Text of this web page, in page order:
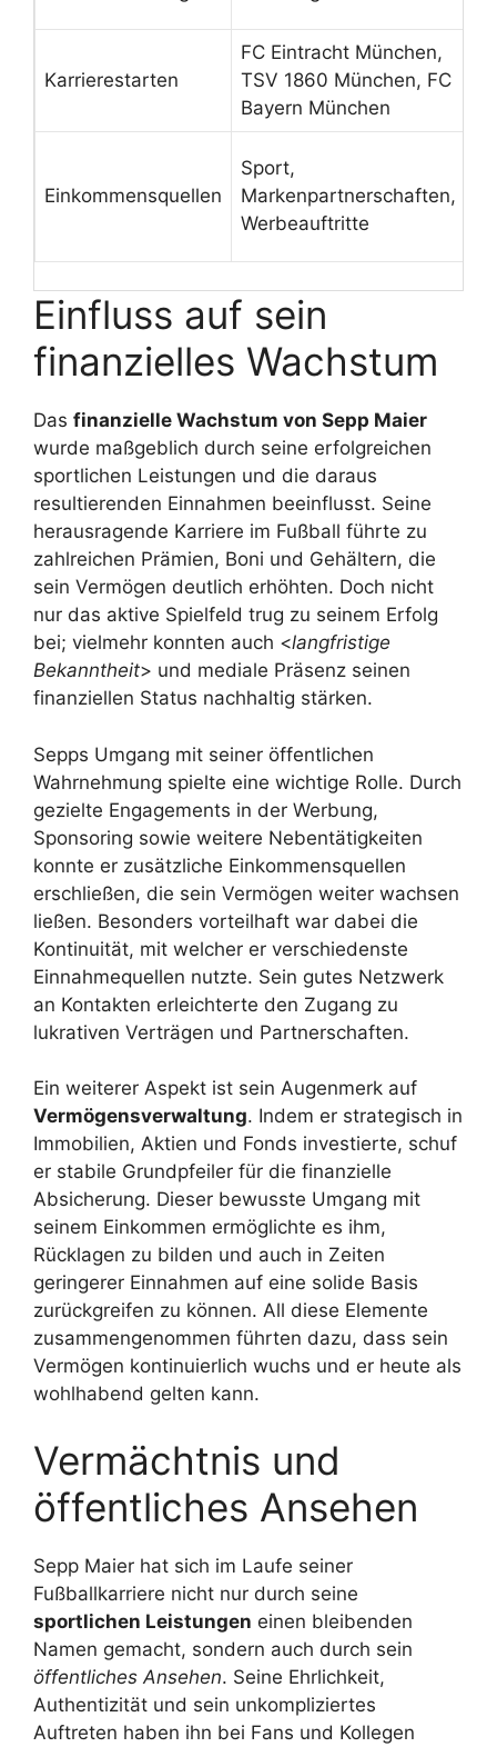
Karrierestarten
FC Eintracht München,
TSV 1860 München, FC
Bayern München
Einkommensquellen
Sport,
Markenpartnerschaften,
Werbeauftritte
Einfluss auf sein
finanzielles Wachstum
Das finanzielle Wachstum von Sepp Maier
wurde maßgeblich durch seine erfolgreichen
sportlichen Leistungen und die daraus
resultierenden Einnahmen beeinflusst. Seine
herausragende Karriere im Fußball führte zu
zahlreichen Prämien, Boni und Gehältern, die
sein Vermögen deutlich erhöhten. Doch nicht
nur das aktive Spielfeld trug zu seinem Erfolg
bei; vielmehr konnten auch <langfristige
Bekanntheit> und mediale Präsenz seinen
finanziellen Status nachhaltig stärken.
Sepps Umgang mit seiner öffentlichen
Wahrnehmung spielte eine wichtige Rolle. Durch
gezielte Engagements in der Werbung,
Sponsoring sowie weitere Nebentätigkeiten
konnte er zusätzliche Einkommensquellen
erschließen, die sein Vermögen weiter wachsen
ließen. Besonders vorteilhaft war dabei die
Kontinuität, mit welcher er verschiedenste
Einnahmequellen nutzte. Sein gutes Netzwerk
an Kontakten erleichterte den Zugang zu
lukrativen Verträgen und Partnerschaften.
Ein weiterer Aspekt ist sein Augenmerk auf
Vermögensverwaltung. Indem er strategisch in
Immobilien, Aktien und Fonds investierte, schuf
er stabile Grundpfeiler für die finanzielle
Absicherung. Dieser bewusste Umgang mit
seinem Einkommen ermöglichte es ihm,
Rücklagen zu bilden und auch in Zeiten
geringerer Einnahmen auf eine solide Basis
zurückgreifen zu können. All diese Elemente
zusammengenommen führten dazu, dass sein
Vermögen kontinuierlich wuchs und er heute als
wohlhabend gelten kann.
Vermächtnis und
öffentliches Ansehen
Sepp Maier hat sich im Laufe seiner
Fußballkarriere nicht nur durch seine
sportlichen Leistungen einen bleibenden
Namen gemacht, sondern auch durch sein
öffentliches Ansehen. Seine Ehrlichkeit,
Authentizität und sein unkompliziertes
Auftreten haben ihn bei Fans und Kollegen